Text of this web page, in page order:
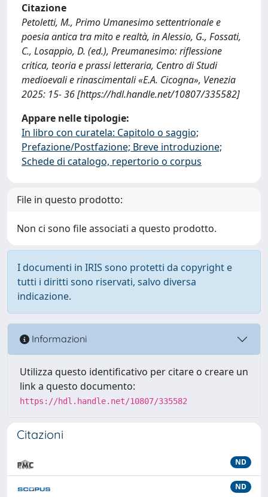
Citazione
Petoletti, M., Primo Umanesimo settentrionale e
poesia antica tra mito e realtà, in Alessio, G., Fossati,
C., Losappio, D. (ed.), Preumanesimo: riflessione
critica, teoria e prassi letteraria, Centro di Studi
medioevali e rinascimentali «E.A. Cicogna», Venezia
2025: 15- 36 [https://hdl.handle.net/10807/335582]
Appare nelle tipologie:
In libro con curatela: Capitolo o saggio;
Prefazione/Postfazione; Breve introduzione;
Schede di catalogo, repertorio o corpus
File in questo prodotto:
Non ci sono file associati a questo prodotto.
I documenti in IRIS sono protetti da copyright e
tutti i diritti sono riservati, salvo diversa
indicazione.
Informazioni
Utilizza questo identificativo per citare o creare un
link a questo documento:
https://hdl.handle.net/10807/335582
Citazioni
ND
ND